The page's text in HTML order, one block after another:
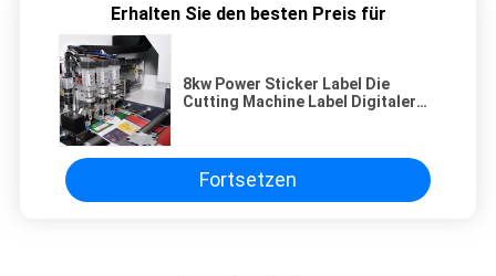
Erhalten Sie den besten Preis für
8kw Power Sticker Label Die
Cutting Machine Label Digitaler
Fortsetzen